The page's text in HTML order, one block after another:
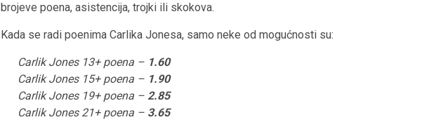
brojeve poena, asistencija, trojki ili skokova.
Kada se radi poenima Carlika Jonesa, samo neke od mogućnosti su:
Carlik Jones 13+ poena – 1.60
Carlik Jones 15+ poena – 1.90
Carlik Jones 19+ poena – 2.85
Carlik Jones 21+ poena – 3.65